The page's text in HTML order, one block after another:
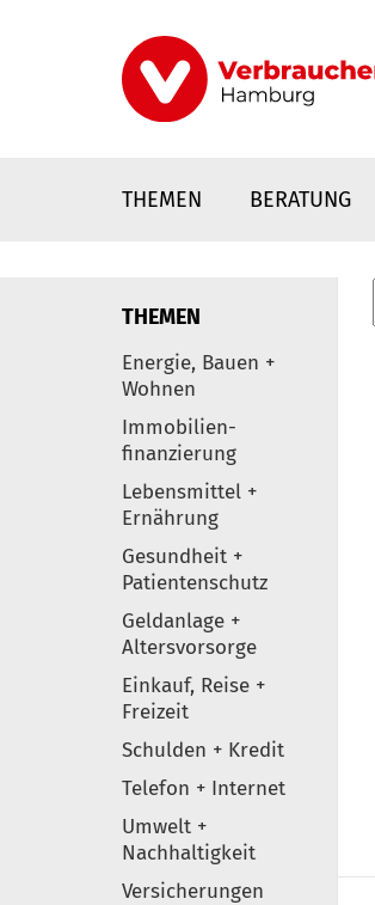
THEMEN BERATUNG
Elemente
THEMEN
Energie, Bauen +
Wohnen
Immobilien-
finanzierung
Lebensmittel +
Ernährung
Gesundheit +
Patientenschutz
Geldanlage +
Altersvorsorge
Einkauf, Reise +
Freizeit
Schulden + Kredit
Telefon + Internet
Umwelt +
Nachhaltigkeit
Versicherungen